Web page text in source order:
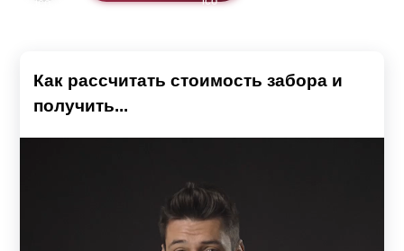
Как рассчитать стоимость забора и
получить...